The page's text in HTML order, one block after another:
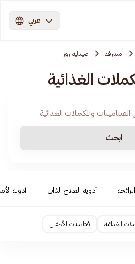
عربي
مشرفة صيدلية روز
الغذائية
ابحث
أدوية العلاج الذاتي أدوية
الغذائية فيتامينات الأطفال